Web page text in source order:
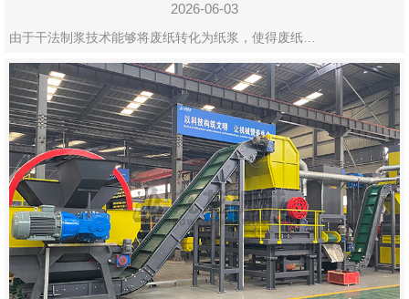
2026-06-03
由于干法制浆技术能够将废纸转化为纸浆，使得废纸…